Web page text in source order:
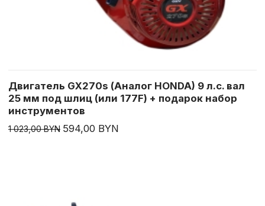
Двигатель GX270s (Аналог HONDA) 9 л.с. вал
25 мм под шлиц (или 177F) + подарок набор
инструментов
1 023,00 BYN 594,00 BYN